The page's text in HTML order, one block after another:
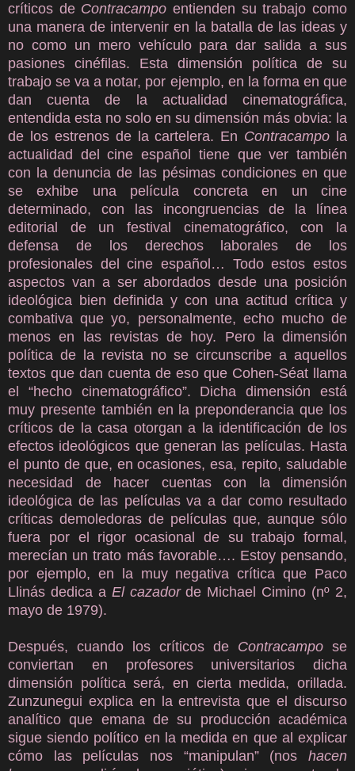
críticos de Contracampo entienden su trabajo como
una manera de intervenir en la batalla de las ideas y
no como un mero vehículo para dar salida a sus
pasiones cinéfilas. Esta dimensión política de su
trabajo se va a notar, por ejemplo, en la forma en que
dan cuenta de la actualidad cinematográfica,
entendida esta no solo en su dimensión más obvia: la
de los estrenos de la cartelera. En Contracampo la
actualidad del cine español tiene que ver también
con la denuncia de las pésimas condiciones en que
se exhibe una película concreta en un cine
determinado, con las incongruencias de la línea
editorial de un festival cinematográfico, con la
defensa de los derechos laborales de los
profesionales del cine español… Todo estos estos
aspectos van a ser abordados desde una posición
ideológica bien definida y con una actitud crítica y
combativa que yo, personalmente, echo mucho de
menos en las revistas de hoy. Pero la dimensión
política de la revista no se circunscribe a aquellos
textos que dan cuenta de eso que Cohen-Séat llama
el “hecho cinematográfico”. Dicha dimensión está
muy presente también en la preponderancia que los
críticos de la casa otorgan a la identificación de los
efectos ideológicos que generan las películas. Hasta
el punto de que, en ocasiones, esa, repito, saludable
necesidad de hacer cuentas con la dimensión
ideológica de las películas va a dar como resultado
críticas demoledoras de películas que, aunque sólo
fuera por el rigor ocasional de su trabajo formal,
merecían un trato más favorable…. Estoy pensando,
por ejemplo, en la muy negativa crítica que Paco
Llinás dedica a El cazadorde Michael Cimino (nº 2,
mayo de 1979).
Después, cuando los críticos de Contracampo se
conviertan en profesores universitarios dicha
dimensión política será, en cierta medida, orillada.
Zunzunegui explica en la entrevista que el discurso
analítico que emana de su producción académica
sigue siendo político en la medida en que al explicar
cómo las películas nos “manipulan” (nos hacen